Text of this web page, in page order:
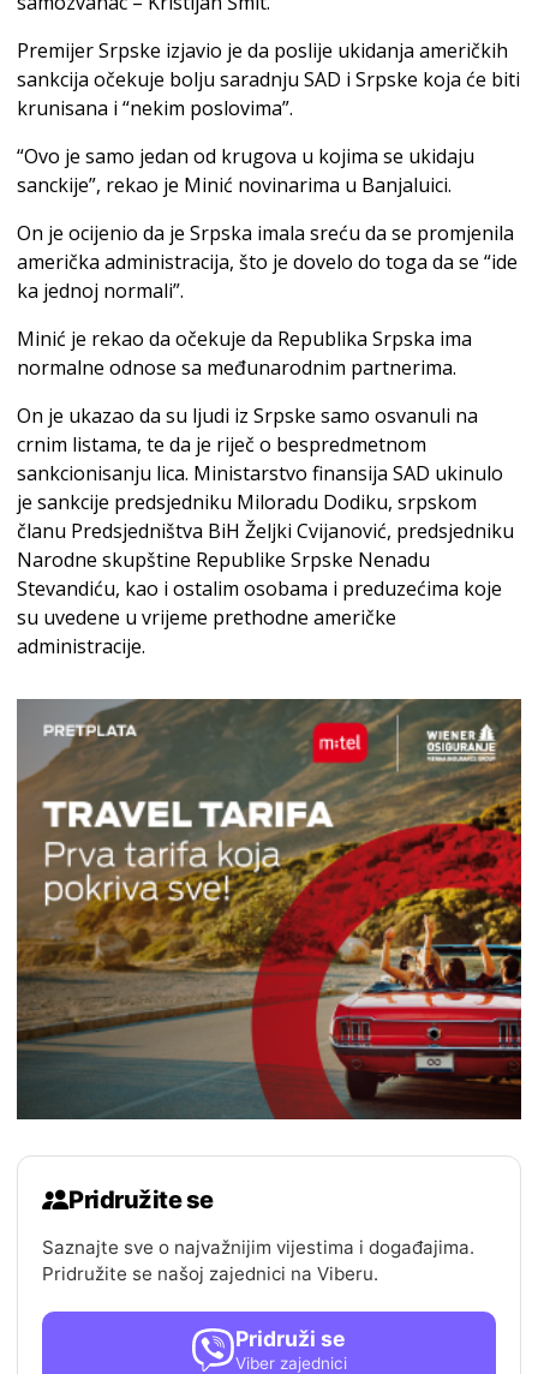
Premijer Srpske izjavio je da poslije ukidanja američkih
sankcija očekuje bolju saradnju SAD i Srpske koja će biti
krunisana i “nekim poslovima”.
“Ovo je samo jedan od krugova u kojima se ukidaju
sanckije”, rekao je Minić novinarima u Banjaluici.
On je ocijenio da je Srpska imala sreću da se promjenila
američka administracija, što je dovelo do toga da se “ide
ka jednoj normali”.
Minić je rekao da očekuje da Republika Srpska ima
normalne odnose sa međunarodnim partnerima.
On je ukazao da su ljudi iz Srpske samo osvanuli na
crnim listama, te da je riječ o bespredmetnom
sankcionisanju lica. Ministarstvo finansija SAD ukinulo
je sankcije predsjedniku Miloradu Dodiku, srpskom
članu Predsjedništva BiH Željki Cvijanović, predsjedniku
Narodne skupštine Republike Srpske Nenadu
Stevandiću, kao i ostalim osobama i preduzećima koje
su uvedene u vrijeme prethodne američke
administracije.
Pridružite se
Saznajte sve o najvažnijim vijestima i događajima.
Pridružite se našoj zajednici na Viberu.
Pridruži se
Viber zajednici